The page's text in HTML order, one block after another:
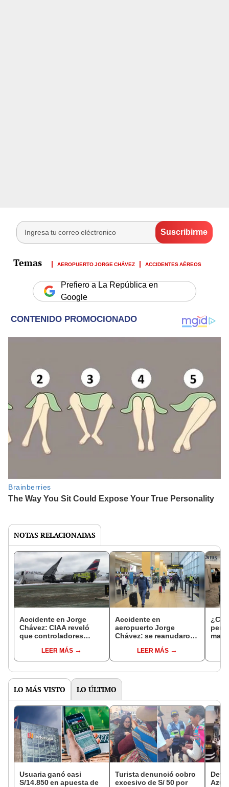
AEROPUERTO JORGE CHÁVEZ ACCIDENTES AÉREOS
Prefiero a La República en
Google
NOTAS RELACIONADAS
Accidente en Jorge
Chávez: CIAA reveló
que controladores
falta de protocolos
LEER MÁS
Accidente en
aeropuerto Jorge
Chávez: se reanudaron
internacionales
LEER MÁS
LO MÁS VISTO LO ÚLTIMO
Usuaria ganó casi
S/14.850 en apuesta de
Turista denunció cobro
excesivo de S/ 50 por
Azul